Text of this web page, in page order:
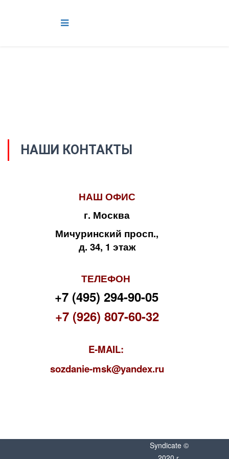
НАШИ КОНТАКТЫ
НАШ ОФИС
г. Москва
Мичуринский просп.,
д. 34, 1 этаж
ТЕЛЕФОН
+7 (495) 294-90-05
+7 (926) 807-60-32
E-MAIL:
sozdanie-msk@yandex.ru
Syndicate ©